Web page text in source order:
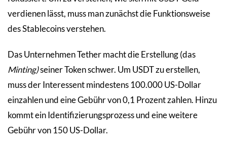
verdienen lässt, muss man zunächst die Funktionsweise
des Stablecoins verstehen.
Das Unternehmen Tether macht die Erstellung (das
Minting)seiner Token schwer. Um USDT zu erstellen,
muss der Interessent mindestens 100.000 US-Dollar
einzahlen und eine Gebühr von 0,1 Prozent zahlen. Hinzu
kommt ein Identifizierungsprozess und eine weitere
Gebühr von 150 US-Dollar.